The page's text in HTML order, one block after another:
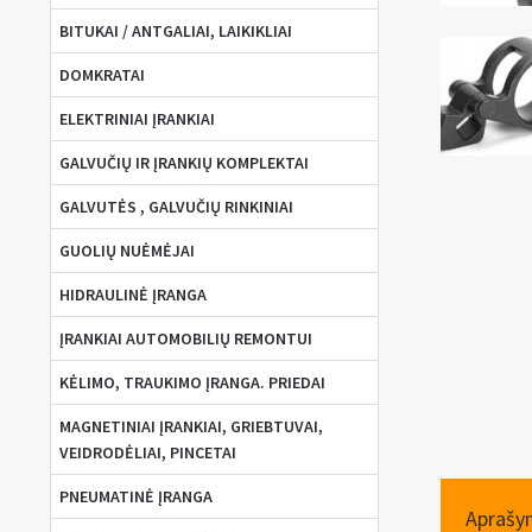
BITUKAI / ANTGALIAI, LAIKIKLIAI
DOMKRATAI
ELEKTRINIAI ĮRANKIAI
GALVUČIŲ IR ĮRANKIŲ KOMPLEKTAI
GALVUTĖS , GALVUČIŲ RINKINIAI
GUOLIŲ NUĖMĖJAI
HIDRAULINĖ ĮRANGA
ĮRANKIAI AUTOMOBILIŲ REMONTUI
KĖLIMO, TRAUKIMO ĮRANGA. PRIEDAI
MAGNETINIAI ĮRANKIAI, GRIEBTUVAI,
VEIDRODĖLIAI, PINCETAI
PNEUMATINĖ ĮRANGA